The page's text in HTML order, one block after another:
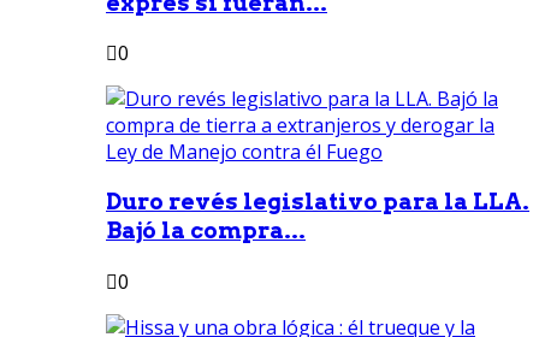
0
Duro revés legislativo para la LLA.
Bajó la compra...
0